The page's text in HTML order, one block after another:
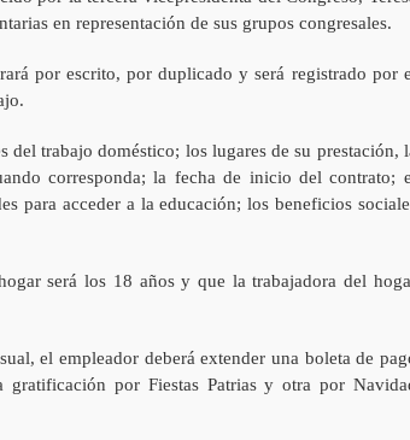
en representación de sus grupos congresales.
por escrito, por duplicado y será registrado por
trabajo doméstico; los lugares de su prestación,
corresponda; la fecha de inicio del contrato;
para acceder a la educación; los beneficios
será los 18 años y que la trabajadora del
el empleador deberá extender una boleta de
gratificación por Fiestas Patrias y otra por